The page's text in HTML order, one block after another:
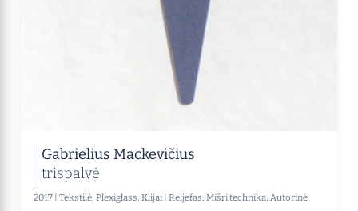
Gabrielius Mackevičius
trispalvė
2017 | Tekstilė, Plexiglass, Klijai | Reljefas, Mišri technika, Autorinė